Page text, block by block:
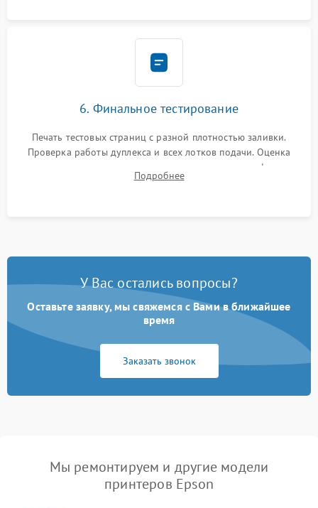
6. Финальное тестирование
Печать тестовых страниц с разной плотностью заливки.
Проверка работы дуплекса и всех лотков подачи. Оценка
качества запекания тонера и полное отсутствие дефектов
изображения перед выдачей готового устройства.
Подробнее
У Вас остались вопросы?
Оставьте заявку, мы свяжемся с Вами в ближайшее
время
Заказать звонок
Мы ремонтируем и другие модели
принтеров Epson